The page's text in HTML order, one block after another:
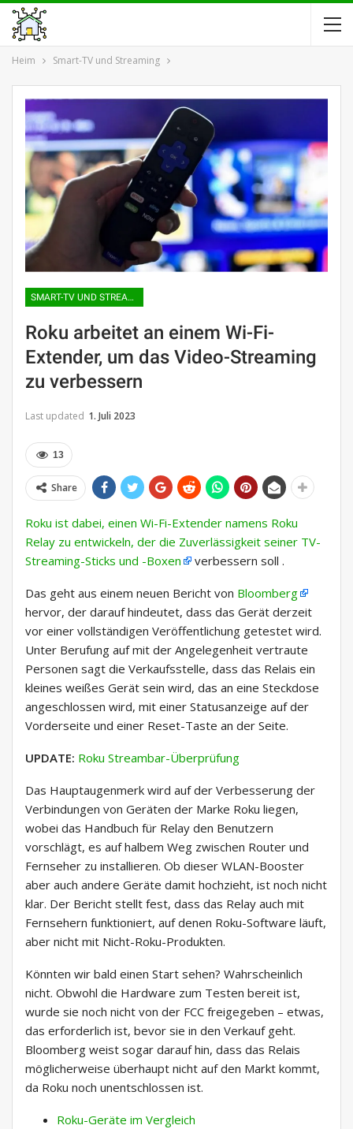
Heim Smart-TV und Streaming
SMART-TV UND STREAMING
Roku arbeitet an einem Wi-Fi-
Extender, um das Video-Streaming
zu verbessern
Last updated 1. Juli 2023
13
Share
Roku ist dabei, einen Wi-Fi-Extender namens Roku
Relay zu entwickeln, der die Zuverlässigkeit seiner TV-
Streaming-Sticks und -Boxen
verbessern soll .
Das geht aus einem neuen Bericht von Bloomberg
hervor, der darauf hindeutet, dass das Gerät derzeit
vor einer vollständigen Veröffentlichung getestet wird.
Unter Berufung auf mit der Angelegenheit vertraute
Personen sagt die Verkaufsstelle, dass das Relais ein
kleines weißes Gerät sein wird, das an eine Steckdose
angeschlossen wird, mit einer Statusanzeige auf der
Vorderseite und einer Reset-Taste an der Seite.
UPDATE: Roku Streambar-Überprüfung
Das Hauptaugenmerk wird auf der Verbesserung der
Verbindungen von Geräten der Marke Roku liegen,
wobei das Handbuch für Relay den Benutzern
vorschlägt, es auf halbem Weg zwischen Router und
Fernseher zu installieren. Ob dieser WLAN-Booster
aber auch andere Geräte damit hochzieht, ist noch nicht
klar. Der Bericht stellt fest, dass das Relay auch mit
Fernsehern funktioniert, auf denen Roku-Software läuft,
aber nicht mit Nicht-Roku-Produkten.
Könnten wir bald einen Start sehen? Wahrscheinlich
nicht. Obwohl die Hardware zum Testen bereit ist,
wurde sie noch nicht von der FCC freigegeben – etwas,
das erforderlich ist, bevor sie in den Verkauf geht.
Bloomberg weist sogar darauf hin, dass das Relais
möglicherweise überhaupt nicht auf den Markt kommt,
da Roku noch unentschlossen ist.
Roku-Geräte im Vergleich